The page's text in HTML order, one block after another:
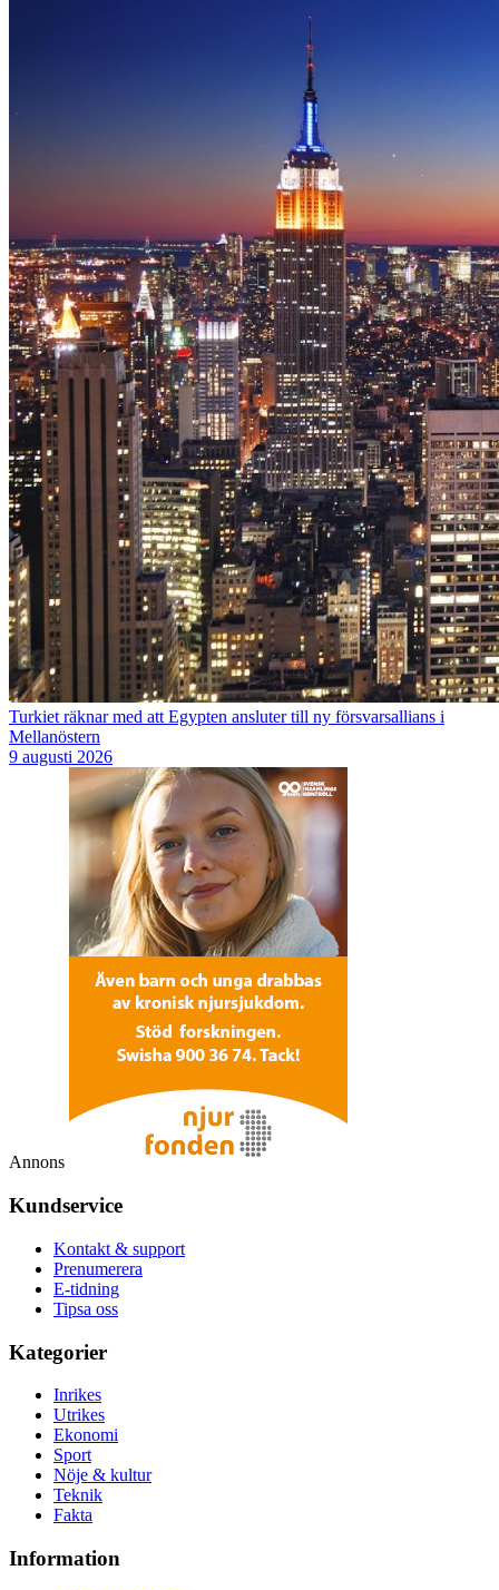
Turkiet räknar med att Egypten ansluter till ny försvarsallians i
Mellanöstern
9 augusti 2026
Annons
Kundservice
Kontakt & support
Prenumerera
E-tidning
Tipsa oss
Kategorier
Inrikes
Utrikes
Ekonomi
Sport
Nöje & kultur
Teknik
Fakta
Information